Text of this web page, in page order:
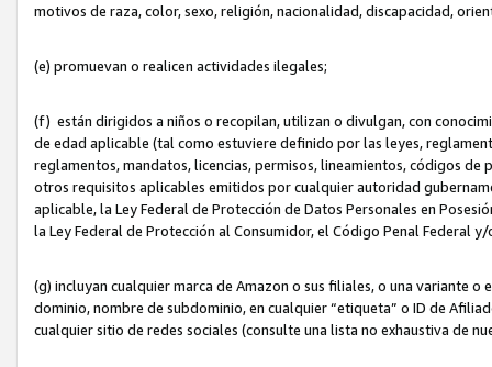
motivos de raza, color, sexo, religión, nacionalidad, discapacidad,
(e) promuevan o realicen actividades ilegales;
(f) están dirigidos a niños o recopilan, utilizan o divulgan, con
de edad aplicable (tal como estuviere definido por las leyes,
reglamentos, mandatos, licencias, permisos, lineamientos, códigos
otros requisitos aplicables emitidos por cualquier autoridad
aplicable, la Ley Federal de Protección de Datos Personales en
la Ley Federal de Protección al Consumidor, el Código Penal Federal
(g) incluyan cualquier marca de Amazon o sus filiales, o una variante
dominio, nombre de subdominio, en cualquier “etiqueta” o ID de
cualquier sitio de redes sociales (consulte una lista no exhaustiva de